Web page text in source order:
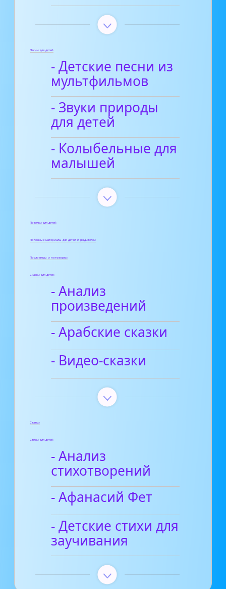
Песни для детей
- Детские песни из
мультфильмов
- Звуки природы
для детей
- Колыбельные для
малышей
Поделки для детей
Полезные материалы для детей и родителей
Пословицы и поговорки
Сказки для детей
- Анализ
произведений
- Арабские сказки
- Видео-сказки
Статьи
Стихи для детей
- Анализ
стихотворений
- Афанасий Фет
- Детские стихи для
заучивания